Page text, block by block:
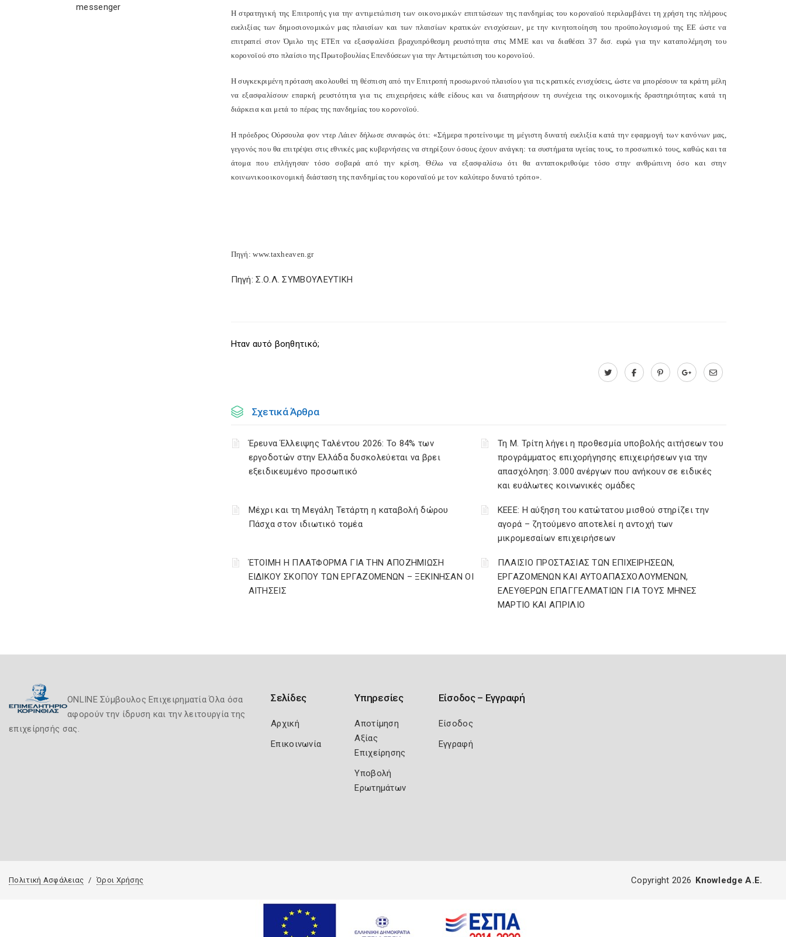
messenger
Η στρατηγική της Επιτροπής για την αντιμετώπιση των οικονομικών επιπτώσεων της πανδημίας του κοροναϊού περιλαμβάνει τη χρήση της πλήρους
ευελιξίας των δημοσιονομικών μας πλαισίων και των πλαισίων κρατικών ενισχύσεων, με την κινητοποίηση του προϋπολογισμού της ΕΕ ώστε να
επιτραπεί στον Όμιλο της ΕΤΕπ να εξασφαλίσει βραχυπρόθεσμη ρευστότητα στις ΜΜΕ και να διαθέσει 37 δισ. ευρώ για την καταπολέμηση του
κορονοϊού στο πλαίσιο της Πρωτοβουλίας Επενδύσεων για την Αντιμετώπιση του κορονοϊού.
Η συγκεκριμένη πρόταση ακολουθεί τη θέσπιση από την Επιτροπή προσωρινού πλαισίου για τις κρατικές ενισχύσεις, ώστε να μπορέσουν τα κράτη μέλη
να εξασφαλίσουν επαρκή ρευστότητα για τις επιχειρήσεις κάθε είδους και να διατηρήσουν τη συνέχεια της οικονομικής δραστηριότητας κατά τη
διάρκεια και μετά το πέρας της πανδημίας του κορονοϊού.
Η πρόεδρος Ούρσουλα φον ντερ Λάιεν δήλωσε συναφώς ότι: «Σήμερα προτείνουμε τη μέγιστη δυνατή ευελιξία κατά την εφαρμογή των κανόνων μας,
γεγονός που θα επιτρέψει στις εθνικές μας κυβερνήσεις να στηρίξουν όσους έχουν ανάγκη: τα συστήματα υγείας τους, το προσωπικό τους, καθώς και τα
άτομα που επλήγησαν τόσο σοβαρά από την κρίση. Θέλω να εξασφαλίσω ότι θα ανταποκριθούμε τόσο στην ανθρώπινη όσο και στην
κοινωνικοοικονομική διάσταση της πανδημίας του κοροναϊού με τον καλύτερο δυνατό τρόπο».
Πηγή: www.taxheaven.gr
Πηγή: Σ.Ο.Λ. ΣΥΜΒΟΥΛΕΥΤΙΚΗ
Ηταν αυτό βοηθητικό;
Σχετικά Άρθρα
Έρευνα Έλλειψης Ταλέντου 2026: Το 84% των
εργοδοτών στην Ελλάδα δυσκολεύεται να βρει
εξειδικευμένο προσωπικό
Τη Μ. Τρίτη λήγει η προθεσμία υποβολής αιτήσεων του
προγράμματος επιχορήγησης επιχειρήσεων για την
απασχόληση: 3.000 ανέργων που ανήκουν σε ειδικές
και ευάλωτες κοινωνικές ομάδες
Μέχρι και τη Μεγάλη Τετάρτη η καταβολή δώρου
Πάσχα στον ιδιωτικό τομέα
ΚΕΕΕ: Η αύξηση του κατώτατου μισθού στηρίζει την
αγορά – ζητούμενο αποτελεί η αντοχή των
μικρομεσαίων επιχειρήσεων
ΈΤΟΙΜΗ Η ΠΛΑΤΦΟΡΜΑ ΓΙΑ ΤΗΝ ΑΠΟΖΗΜΙΩΣΗ
ΕΙΔΙΚΟΥ ΣΚΟΠΟΥ ΤΩΝ ΕΡΓΑΖΟΜΕΝΩΝ – ΞΕΚΙΝΗΣΑΝ ΟΙ
ΑΙΤΗΣΕΙΣ
ΠΛΑΙΣΙΟ ΠΡΟΣΤΑΣΙΑΣ ΤΩΝ ΕΠΙΧΕΙΡΗΣΕΩΝ,
ΕΡΓΑΖΟΜΕΝΩΝ ΚΑΙ ΑΥΤΟΑΠΑΣΧΟΛΟΥΜΕΝΩΝ,
ΕΛΕΥΘΕΡΩΝ ΕΠΑΓΓΕΛΜΑΤΙΩΝ ΓΙΑ ΤΟΥΣ ΜΗΝΕΣ
ΜΑΡΤΙΟ ΚΑΙ ΑΠΡΙΛΙΟ
ONLINE Σύμβουλος Επιχειρηματία Όλα όσα
αφορούν την ίδρυση και την λειτουργία της
επιχείρησής σας.
Σελίδες
Αρχική
Επικοινωνία
Υπηρεσίες
Αποτίμηση
Αξίας
Επιχείρησης
Υποβολή
Ερωτημάτων
Είσοδος – Εγγραφή
Είσοδος
Εγγραφή
Πολιτική Ασφάλειας Όροι Χρήσης Copyright 2026 Knowledge A.E.